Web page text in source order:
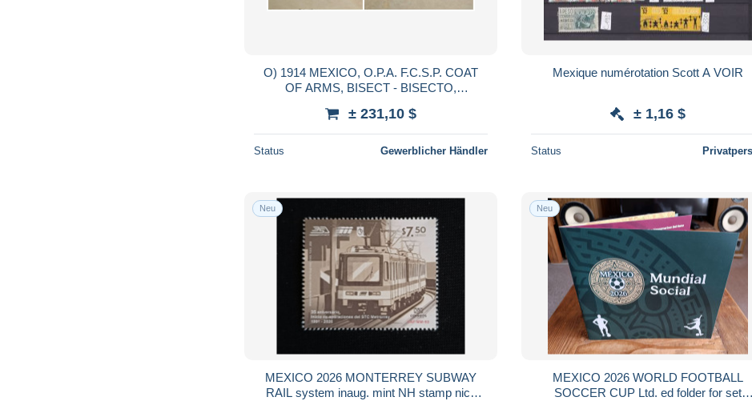
O) 1914 MEXICO, O.P.A. F.C.S.P. COAT
OF ARMS, BISECT - BISECTO,
CANCELLATION
± 231,10 $
Status Gewerblicher Händler
Mexique numérotation Scott A VOIR
± 1,16 $
Status
Neu
MEXICO 2026 MONTERREY SUBWAY
RAIL system inaug. mint NH stamp nice
Neu
MEXICO 2026 WORLD FOOTBALL
SOCCER CUP Ltd. ed folder for set